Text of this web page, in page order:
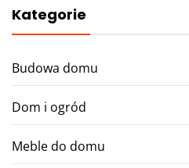
Kategorie
Budowa domu
Dom i ogród
Meble do domu